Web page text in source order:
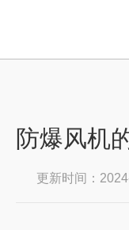
防爆风机
更新时间：